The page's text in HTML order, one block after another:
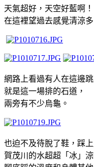
天氣超好，天空好藍啊！
在這裡望過去感覺清涼多
網路上看過有人在這邊跳
就是這一場排的石道，
兩旁有不少烏龜。
也迫不及待脫了鞋，踩上
賀茂川的水超超「冰」涼